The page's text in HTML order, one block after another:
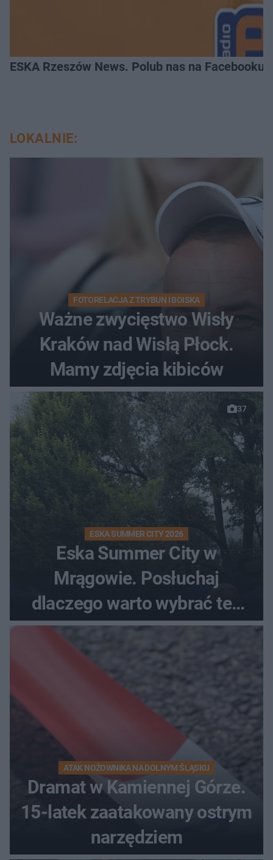
ESKA Rzeszów News. Polub nas na Facebooku!
LOKALNIE:
FOTORELACJA Z TRYBUN I BOISKA
Ważne zwycięstwo Wisły
Kraków nad Wisłą Płock.
Mamy zdjęcia kibiców
37
ESKA SUMMER CITY 2026
Eska Summer City w
Mrągowie. Posłuchaj
dlaczego warto wybrać ten
kierunek na urlop!
ATAK NOŻOWNIKA NA DOLNYM ŚLĄSKU
Dramat w Kamiennej Górze.
15-latek zaatakowany ostrym
narzędziem